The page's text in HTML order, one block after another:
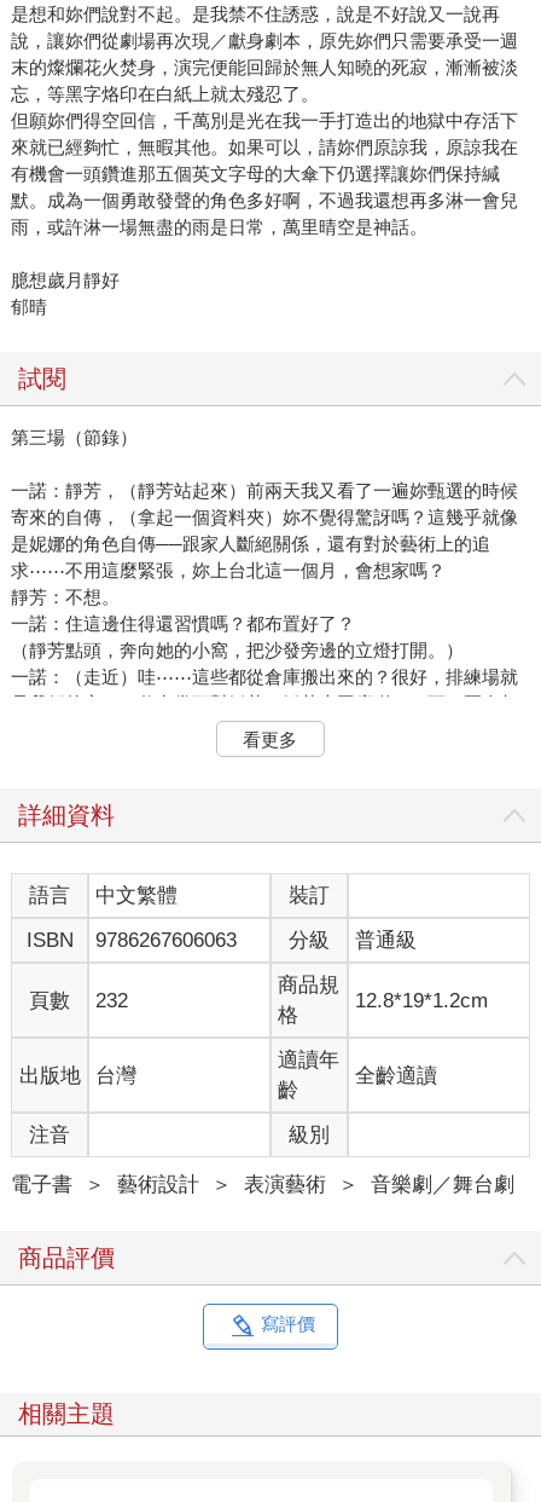
是想和妳們說對不起。是我禁不住誘惑，說是不好說又一說再
說，讓妳們從劇場再次現／獻身劇本，原先妳們只需要承受一週
末的燦爛花火焚身，演完便能回歸於無人知曉的死寂，漸漸被淡
忘，等黑字烙印在白紙上就太殘忍了。
但願妳們得空回信，千萬別是光在我一手打造出的地獄中存活下
來就已經夠忙，無暇其他。如果可以，請妳們原諒我，原諒我在
有機會一頭鑽進那五個英文字母的大傘下仍選擇讓妳們保持緘
默。成為一個勇敢發聲的角色多好啊，不過我還想再多淋一會兒
雨，或許淋一場無盡的雨是日常，萬里晴空是神話。
臆想歲月靜好
郁晴
試閱
第三場（節錄）
一諾：靜芳，（靜芳站起來）前兩天我又看了一遍妳甄選的時候
寄來的自傳，（拿起一個資料夾）妳不覺得驚訝嗎？這幾乎就像
是妮娜的角色自傳──跟家人斷絕關係，還有對於藝術上的追
求⋯⋯不用這麼緊張，妳上台北這一個月，會想家嗎？
靜芳：不想。
一諾：住這邊住得還習慣嗎？都布置好了？
（靜芳點頭，奔向她的小窩，把沙發旁邊的立燈打開。）
一諾：（走近）哇⋯⋯這些都從倉庫搬出來的？很好，排練場就
是我們的家。（伸出拳頭對靜芳，靜芳也回應碰了一下，兩人都
笑了出來）我們繼續往下面順吧，還記得第二幕發生什麼事嗎？
靜芳：康斯坦丁射死了一隻海鷗⋯⋯阿爾卡吉娜跟特里果林要離
一諾：妮娜呢？
一諾：對，妮娜在一個小小的鄉下，一直渴望著藝術，好不容易
遇到一個她崇拜的人，一位作家，可是他明天就要離開妳的世界
了！俄羅斯多遼闊，有可能妳再也不會見到他了，一生一次的機
會，妳懂嗎？妳一定懂。
（靜芳點點頭。）
一諾：那不只是愛情，只談愛情太庸俗了，那更是妮娜對藝術的
信仰。芳芳，妳知道為了藝術是要犧牲的嗎？
（靜芳看著一諾。一顆音符落下。）
一諾：我可以這樣叫妳嗎？芳芳。
靜芳：可以。
一諾：妳喜歡這個劇本嗎？芳芳。
靜芳：喜歡。
記得剛剛妳眼睛裡的光嗎？妳相信我是看得見的嗎？來，閉上眼
睛，不要害怕。
（靜芳閉上眼睛，彷彿被催眠般。）
一諾：（開始一邊按摩靜芳，一邊帶她做動作、往前走，像在玩
跟特里果林在一起，創作、生活、逃離現狀⋯⋯妳現在的妮娜只
看更多
詳細資料
語言 中文繁體
裝訂
ISBN
9786267606063 分級 普通級
頁數 232
商品規
格
12.8*19*1.2cm
出版地 台灣
適讀年
齡
全齡適讀
注音 級別
電子書 ＞ 藝術設計 ＞ 表演藝術 ＞ 音樂劇／舞台劇
商品評價
寫評價
相關主題